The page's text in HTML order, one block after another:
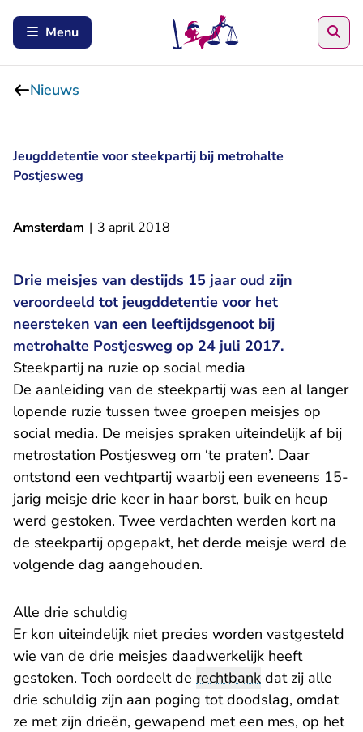
Menu
Nieuws
Jeugddetentie voor steekpartij bij metrohalte
Postjesweg
Amsterdam | 3 april 2018
Drie meisjes van destijds 15 jaar oud zijn
veroordeeld tot jeugddetentie voor het
neersteken van een leeftijdsgenoot bij
metrohalte Postjesweg op 24 juli 2017.
Steekpartij na ruzie op social media
De aanleiding van de steekpartij was een al langer
lopende ruzie tussen twee groepen meisjes op
social media. De meisjes spraken uiteindelijk af bij
metrostation Postjesweg om ‘te praten’. Daar
ontstond een vechtpartij waarbij een eveneens 15-
jarig meisje drie keer in haar borst, buik en heup
werd gestoken. Twee verdachten werden kort na
de steekpartij opgepakt, het derde meisje werd de
volgende dag aangehouden.
Alle drie schuldig
Er kon uiteindelijk niet precies worden vastgesteld
wie van de drie meisjes daadwerkelijk heeft
gestoken. Toch oordeelt de rechtbank dat zij alle
drie schuldig zijn aan poging tot doodslag, omdat
ze met zijn drieën, gewapend met een mes, op het